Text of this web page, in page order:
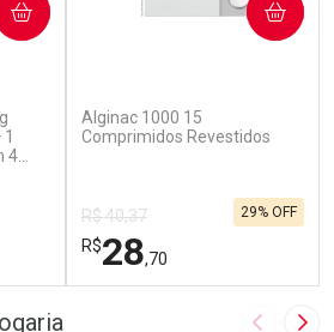
4
Alginac 1000 15
Comprimidos Revestidos
R$ 40,37
R$28,70
29% OFF
COMPRAR